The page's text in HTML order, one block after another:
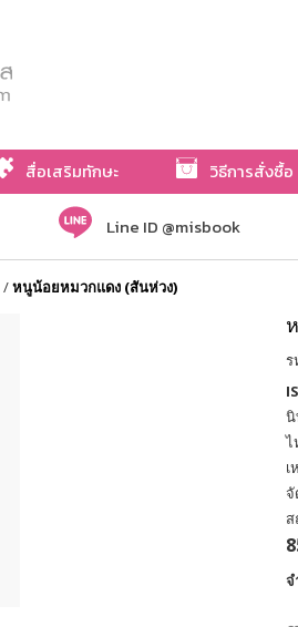
สื่อเสริมทักษะ วิธีการสั่งซื้อ
Line ID @misbook
/หนูน้อยหมวกแดง (สันห่วง)
ร
นิ
ไ
จั
จ